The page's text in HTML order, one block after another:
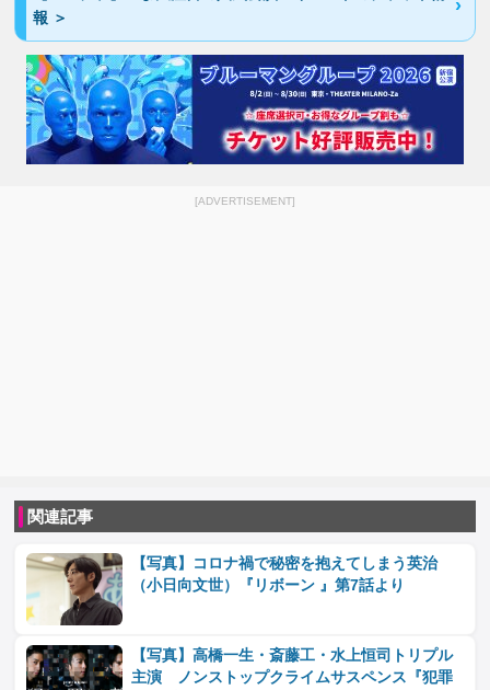
報 ＞
[ADVERTISEMENT]
関連記事
【写真】コロナ禍で秘密を抱えてしまう英治
（小日向文世）『リボーン 』第7話より
【写真】高橋一生・斎藤工・水上恒司トリプル
主演 ノンストップクライムサスペンス『犯罪